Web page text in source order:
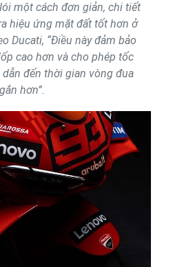
một cách đơn giản, chi tiết
hiệu ứng mặt đất tốt hơn ở
Ducati, “Điều này đảm bảo
cao hơn và cho phép tốc
đến thời gian vòng đua
hơn”.